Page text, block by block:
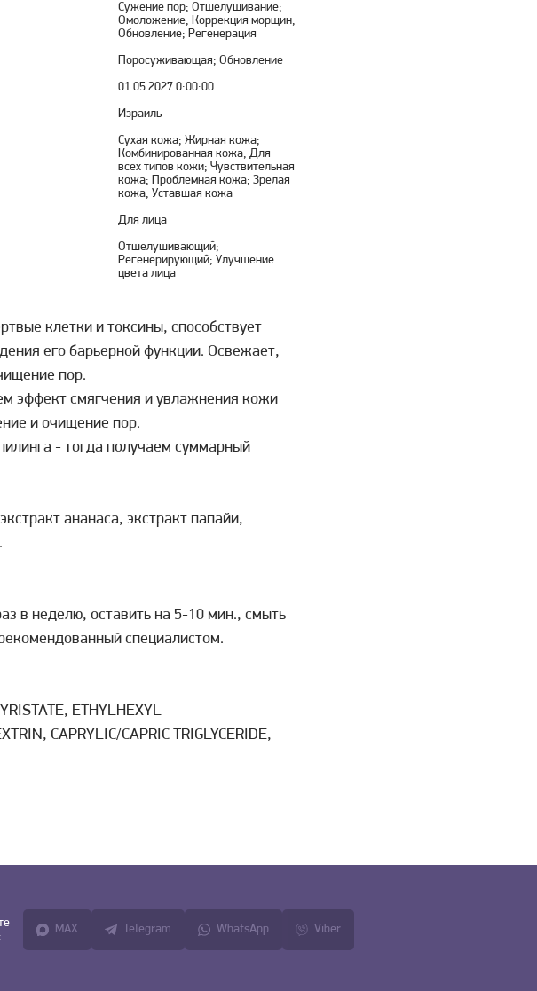
Сужение пор; Отшелушивание;
Омоложение; Коррекция морщин;
Обновление; Регенерация
Поросуживающая; Обновление
01.05.2027 0:00:00
Израиль
Сухая кожа; Жирная кожа;
Комбинированная кожа; Для
всех типов кожи; Чувствительная
кожа; Проблемная кожа; Зрелая
кожа; Уставшая кожа
Для лица
Отшелушивающий;
Регенерирующий; Улучшение
цвета лица
клетки и токсины, способствует
его барьерной функции. Освежает,
пор.
эффект смягчения и увлажнения кожи
и очищение пор.
- тогда получаем суммарный
ананаса, экстракт папайи,
в неделю, оставить на 5-10 мин., смыть
специалистом.
ETHYLHEXYL
CAPRYLIC/CAPRIC TRIGLYCERIDE,
MAX Telegram WhatsApp Viber